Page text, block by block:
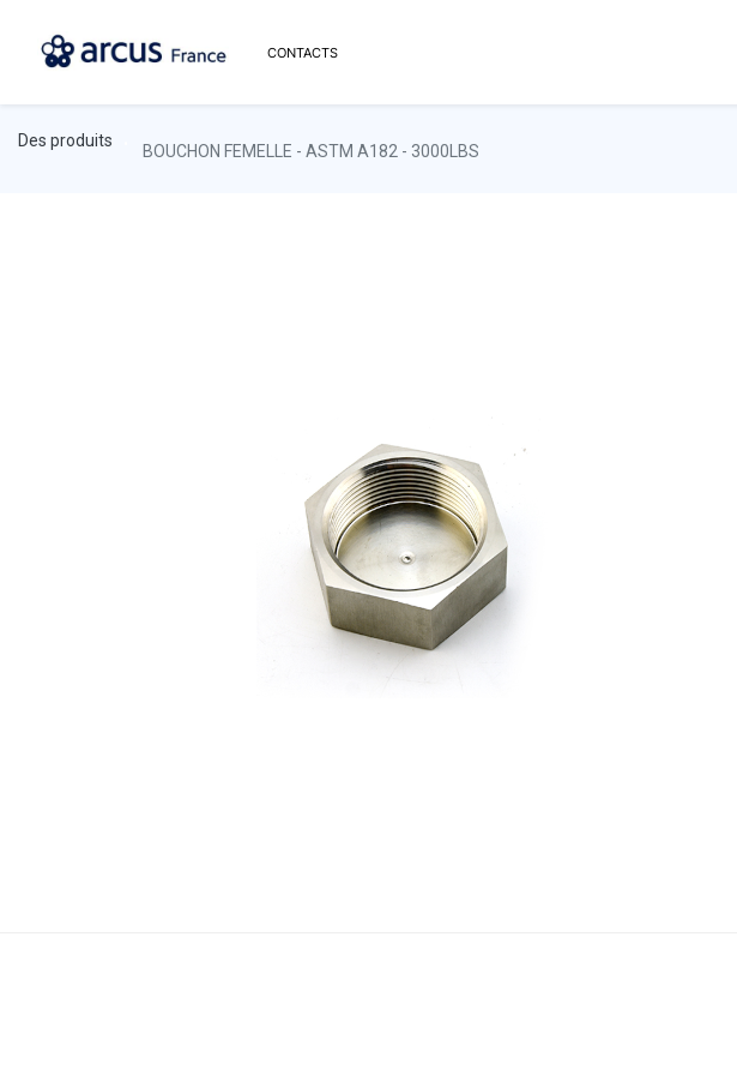
CONTACTS
Des produits
BOUCHON FEMELLE - ASTM A182 - 3000LBS